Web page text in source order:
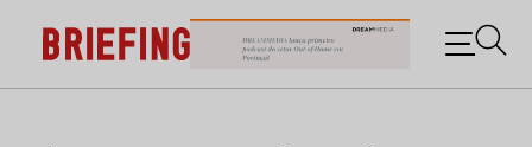
Briefing: Todas as notícias sobre os negócios do
Marketing e da Publicidade